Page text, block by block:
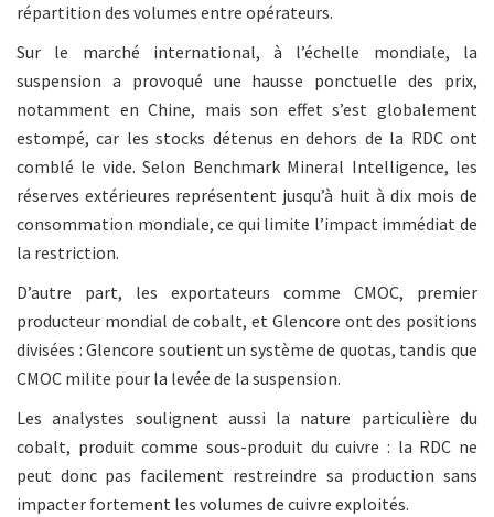
répartition des volumes entre opérateurs.
Sur le marché international, à l’échelle mondiale, la
suspension a provoqué une hausse ponctuelle des prix,
notamment en Chine, mais son effet s’est globalement
estompé, car les stocks détenus en dehors de la RDC ont
comblé le vide. Selon Benchmark Mineral Intelligence, les
réserves extérieures représentent jusqu’à huit à dix mois de
consommation mondiale, ce qui limite l’impact immédiat de
la restriction.
D’autre part, les exportateurs comme CMOC, premier
producteur mondial de cobalt, et Glencore ont des positions
divisées : Glencore soutient un système de quotas, tandis que
CMOC milite pour la levée de la suspension.
Les analystes soulignent aussi la nature particulière du
cobalt, produit comme sous-produit du cuivre : la RDC ne
peut donc pas facilement restreindre sa production sans
impacter fortement les volumes de cuivre exploités.